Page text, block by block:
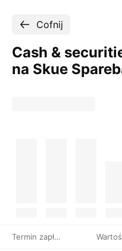
Cofnij
Cash &
na Skue
Termin zapłaty